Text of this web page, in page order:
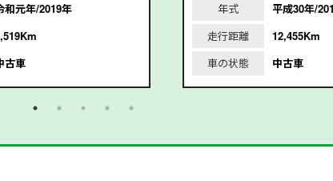
和元年/2019年
古車
年式
平成30年/
走行距離
12,455Km
車の状態
中古車